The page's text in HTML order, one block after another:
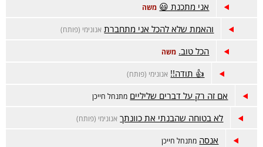
אני מתכנת 😃 משה
והאמת שלא להכל אני מתחברת אנונימי (פותח)
הכל טוב. משה
👍 תודה!! אנונימי (פותח)
אם זה רק על דברים שליליים מתנחל חייכן
לא בטוחה שהבנתי את כוונתך אנונימי (פותח)
אנסה מתנחל חייכן